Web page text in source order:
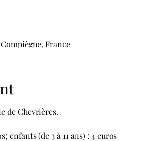
France
de Chevrières.
enfants (de 3 à 11 ans) : 4 euros